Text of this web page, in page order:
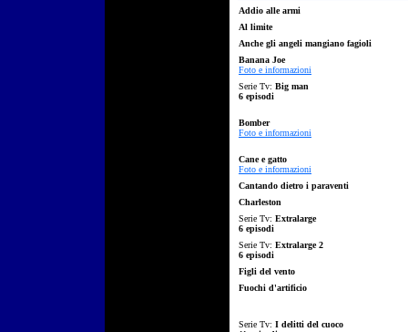
Addio alle armi
Al limite
Anche gli angeli mangiano fagioli
Banana Joe
Foto e informazioni
Serie Tv: Big man
6 episodi
Bomber
Foto e informazioni
Cane e gatto
Foto e informazioni
Cantando dietro i paraventi
Charleston
Serie Tv: Extralarge
6 episodi
Serie Tv: Extralarge 2
6 episodi
Figli del vento
Fuochi d'artificio
Serie Tv: I delitti del cuoco